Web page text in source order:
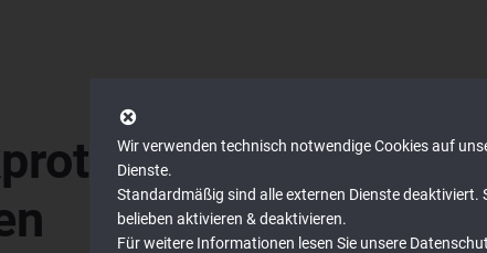
Strafen
Wir verwenden technisch notwendige Cookies auf
Dienste.
Standardmäßig sind alle externen Dienste deaktiviert.
belieben aktivieren & deaktivieren.
Für weitere Informationen lesen Sie unsere